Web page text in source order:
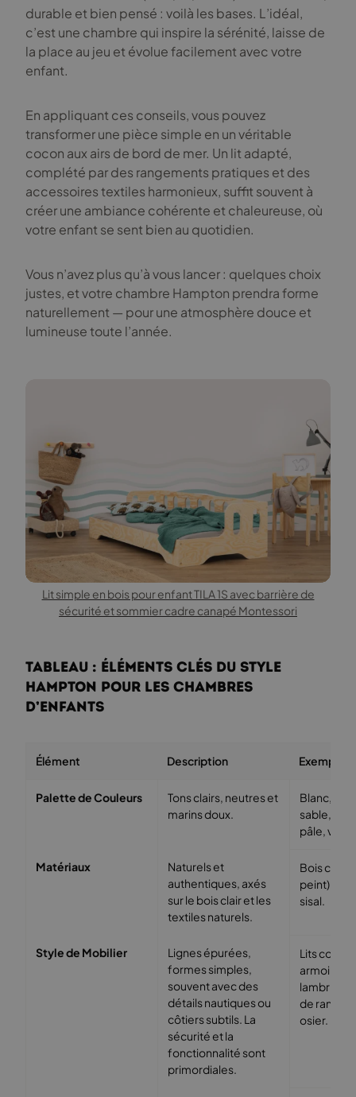
durable et bien pensé : voilà les bases. L’idéal,
c’est une chambre qui inspire la sérénité, laisse de
la place au jeu et évolue facilement avec votre
enfant.
En appliquant ces conseils, vous pouvez
transformer une pièce simple en un véritable
cocon aux airs de bord de mer. Un lit adapté,
complété par des rangements pratiques et des
accessoires textiles harmonieux, suffit souvent à
créer une ambiance cohérente et chaleureuse, où
votre enfant se sent bien au quotidien.
Vous n’avez plus qu’à vous lancer : quelques choix
justes, et votre chambre Hampton prendra forme
naturellement — pour une atmosphère douce et
lumineuse toute l’année.
Lit simple en bois pour enfant TILA 1S avec barrière de
sécurité et sommier cadre canapé Montessori
Tableau : Éléments Clés du Style
Hampton pour les Chambres
d’Enfants
Élément Description Exemple
Palette de Couleurs
Tons clairs, neutres et
marins doux.
Blanc,
sable, gris
pâle, vert
Matériaux
Naturels et
authentiques, axés
sur le bois clair et les
textiles naturels.
Bois clair
peint), lin,
sisal.
Style de Mobilier
Lignes épurées,
formes simples,
souvent avec des
détails nautiques ou
côtiers subtils. La
sécurité et la
fonctionnalité sont
primordiales.
Lits
armoires
de
osier.